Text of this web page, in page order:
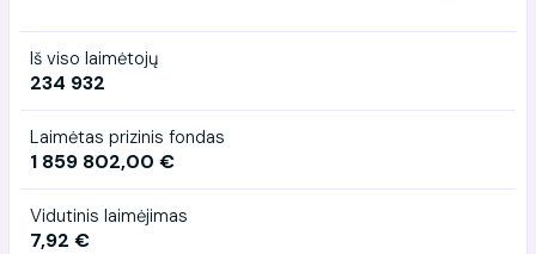
Iš viso laimėtojų
234 932
Laimėtas prizinis fondas
1 859 802,00 €
Vidutinis laimėjimas
7,92 €